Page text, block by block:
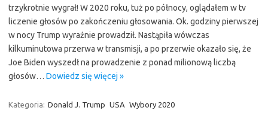
trzykrotnie wygrał! W 2020 roku, tuż po północy, oglądałem w tv
liczenie głosów po zakończeniu głosowania. Ok. godziny pierwszej
w nocy Trump wyraźnie prowadził. Nastąpiła wówczas
kilkuminutowa przerwa w transmisji, a po przerwie okazało się, że
Joe Biden wyszedł na prowadzenie z ponad milionową liczbą
głosów… Dowiedz się więcej »
Kategoria: Donald J. Trump USA Wybory 2020